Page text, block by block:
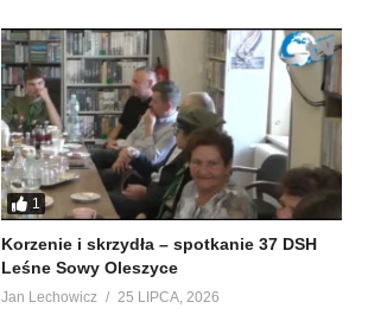
1
Korzenie i skrzydła – spotkanie 37 DSH
Leśne Sowy Oleszyce
Jan Lechowicz 25 LIPCA, 2026